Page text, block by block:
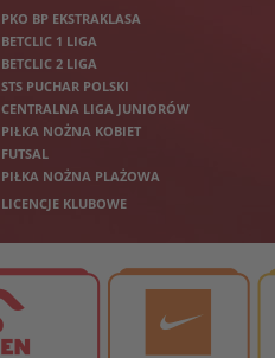
PKO BP EKSTRAKLASA
BETCLIC 1 LIGA
BETCLIC 2 LIGA
STS PUCHAR POLSKI
CENTRALNA LIGA JUNIORÓW
PIŁKA NOŻNA KOBIET
FUTSAL
PIŁKA NOŻNA PLAŻOWA
LICENCJE KLUBOWE